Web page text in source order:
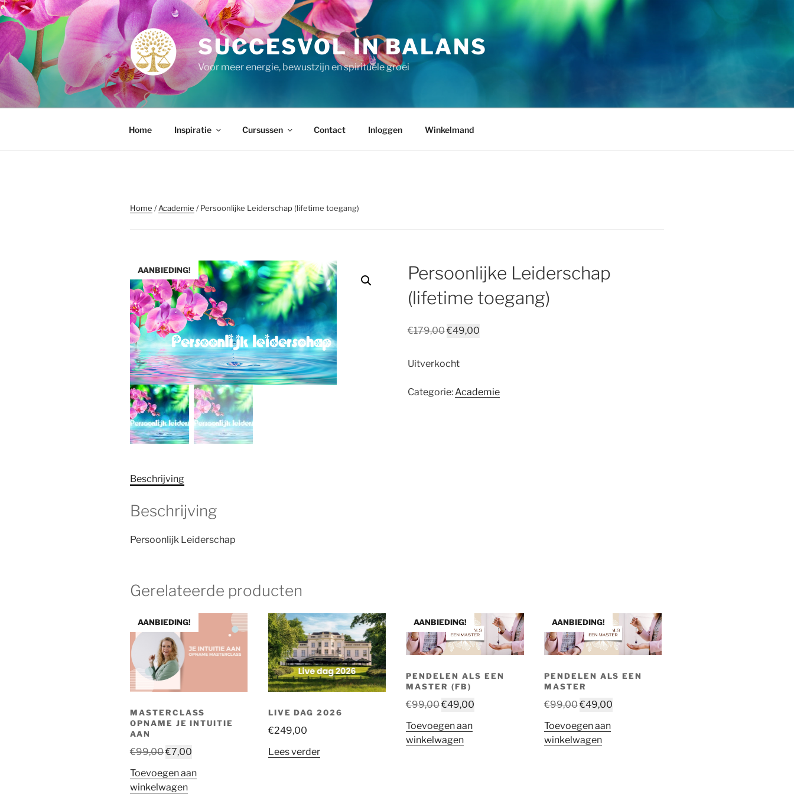
Ga
naar
de
inhoud
SUCCESVOL IN BALANS
Voor meer energie, bewustzijn en spirituele groei
Home Inspiratie Cursussen Contact Inloggen Winkelmand
Home /Academie / Persoonlijke Leiderschap (lifetime toegang)
AANBIEDING!
Persoonlijke Leiderschap
(lifetime toegang)
€179,00Oorspronkelijke
was:
€49,00
Uitverkocht
Categorie: Academie
Beschrijving
Beschrijving
Persoonlijk Leiderschap
Gerelateerde producten
AANBIEDING!
MASTERCLASS
OPNAME JE INTUITIE
AAN
€99,00Oorspronkelijke
was:
€7,00
is:
Toevoegen aan
winkelwagen
LIVE DAG 2026
€249,00
Lees verder
AANBIEDING!
PENDELEN ALS EEN
MASTER (FB)
€99,00Oorspronkelijke
was:
€99,00.
€49,00
Toevoegen aan
winkelwagen
AANBIEDING!
PENDELEN ALS EEN
MASTER
€99,00Oorspronkelijke
was:
€99,00.
€49,00
Toevoegen aan
winkelwagen